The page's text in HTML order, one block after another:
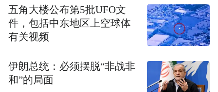
五角大楼公布第5批UFO文
件，包括中东地区上空球体
有关视频
伊朗总统：必须摆脱“非战非
和”的局面